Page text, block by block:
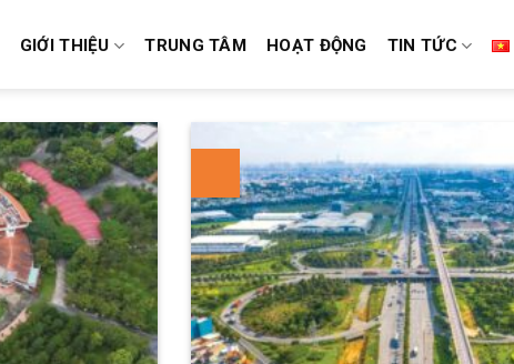
GIỚI THIỆU TRUNG TÂM HOẠT ĐỘNG TIN TỨC